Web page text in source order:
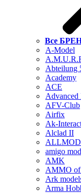
Все
A-Model
Abteilung
Academy
ACE
AFV-Club
Airfix
Ak-
Alclad II
amigo
AMK
AMMO
Ark
Arma